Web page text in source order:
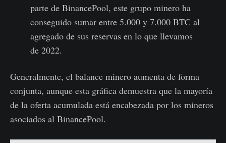
parte de BinancePool, este grupo minero ha
conseguido sumar entre 5.000 y 7.000 BTC al
agregado de sus reservas en lo que llevamos
de 2022.
Generalmente, el balance minero aumenta de forma
conjunta, aunque esta gráfica demuestra que la mayoría
de la oferta acumulada está encabezada por los mineros
asociados al BinancePool.